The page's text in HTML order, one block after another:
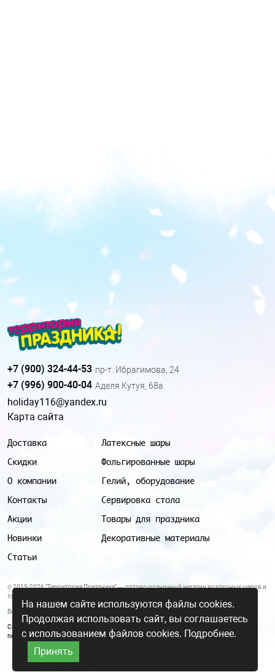
Доставка
Скидки
О компании
Контакты
Акции
Новинки
Статьи
Латексные шары
Фольгированные шары
Гелий, оборудование
Сервировка стола
Товары для праздника
Декоративные материалы
+7 (900) 324-44-53 пр-т. Ибрагимова, 24
+7 (996) 900-40-04 Аделя Кутуя, 68а
holiday116@yandex.ru
Карта сайта
© 2015-2026 "Территория Праздника" — оптово-розничный магазин воздушных шаров и
товаров для праздника.
Все цены и условия, указанные на данном сайте, не являются публичной офертой.
Согласие на обработку персональных данных
персональных данных
На нашем сайте используются файлы cookies.
Продолжая использовать сайт, вы соглашаетесь
с использованием файлов cookies. Подробнее.
Принять